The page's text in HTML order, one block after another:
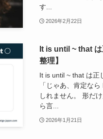
す...
2026年2月22日
It is until ~ that
整理】
It is until ~ that は正
「じゃあ、肯定な
しれません。 形だ
ら言...
2026年1月21日